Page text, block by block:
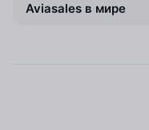
Aviasales в мире